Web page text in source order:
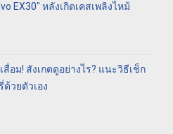
EX30" หลังเกิดเคสเพลิงไหม้
สื่อม! สังเกตดูอย่างไร? แนะวิธีเช็ก
วยตัวเอง